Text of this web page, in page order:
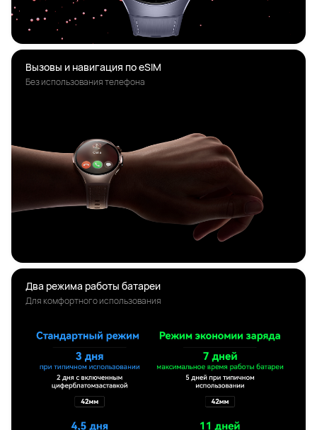
Вызовы и навигация по eSIM
Без использования телефона
Два режима работы батареи
Для комфортного использования